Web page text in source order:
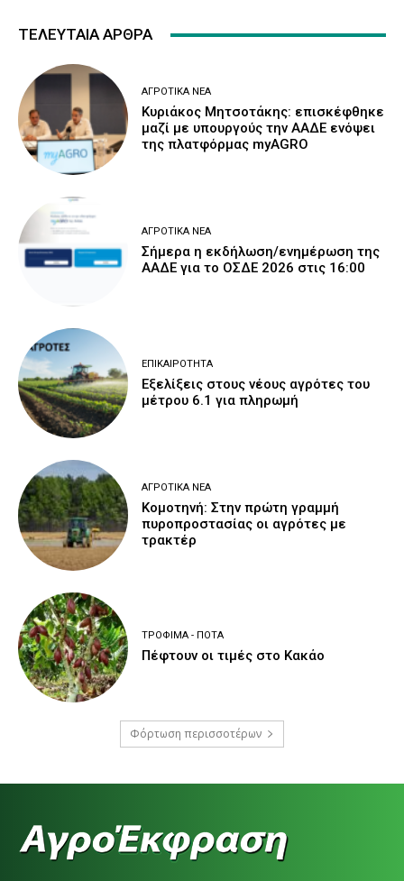
ΤΕΛΕΥΤΑΙΑ ΑΡΘΡΑ
ΑΓΡΟΤΙΚΆ ΝΈΑ
Κυριάκος Μητσοτάκης: επισκέφθηκε
μαζί με υπουργούς την ΑΑΔΕ ενόψει
της πλατφόρμας myAGRO
ΑΓΡΟΤΙΚΆ ΝΈΑ
Σήμερα η εκδήλωση/ενημέρωση της
ΑΑΔΕ για το ΟΣΔΕ 2026 στις 16:00
ΕΠΙΚΑΙΡΌΤΗΤΑ
Εξελίξεις στους νέους αγρότες του
μέτρου 6.1 για πληρωμή
ΑΓΡΟΤΙΚΆ ΝΈΑ
Κομοτηνή: Στην πρώτη γραμμή
πυροπροστασίας οι αγρότες με
τρακτέρ
ΤΡΌΦΙΜΑ - ΠΟΤΆ
Πέφτουν οι τιμές στο Κακάο
Φόρτωση περισσοτέρων